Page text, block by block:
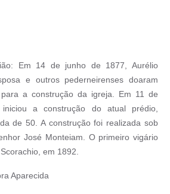
Em 14 de junho de 1877, Aurélio
e outros pederneirenses doaram
a construção da igreja. Em 11 de
a construção do atual prédio,
de 50. A construção foi realizada sob
José Monteiam. O primeiro vigário
em 1892.
Aparecida